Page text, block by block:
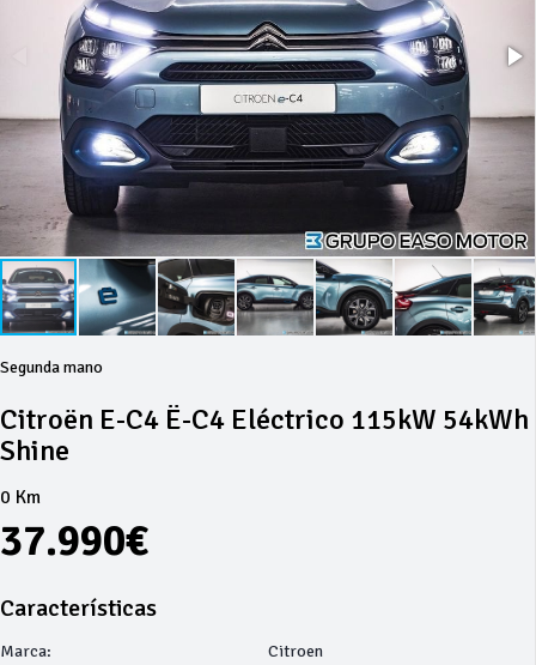
Segunda mano
Citroën E-C4 Ë-C4 Eléctrico 115kW 54kWh
Shine
0 Km
37.990€
Características
Marca: Citroen